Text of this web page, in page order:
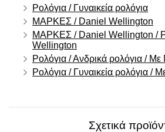
Ρολόγια / Γυναικεία ρολόγια
ΜΑΡΚΕΣ / Daniel Wellington
ΜΑΡΚΕΣ / Daniel Wellington /
Wellington
Ρολόγια / Ανδρικά ρολόγια /
Ρολόγια / Γυναικεία ρολόγια /
Σχετικά